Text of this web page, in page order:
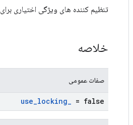
تنظیم کننده های ویژگی اختیاری برای
خلاصه
صفات عمومی
use_locking_ = false